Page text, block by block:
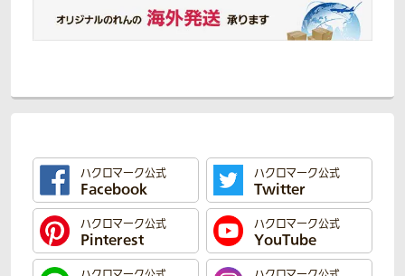
ハクロマーク公式
Facebook
ハクロマーク公式
Twitter
ハクロマーク公式
Pinterest
ハクロマーク公式
YouTube